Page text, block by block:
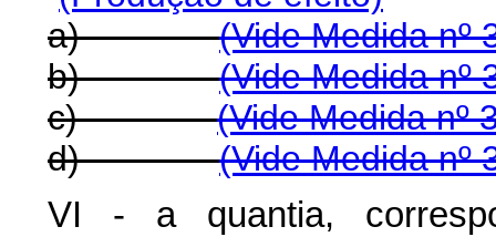
a)(Vide Medida nº
b)(Vide Medida nº
c)(Vide Medida nº
d)(Vide Medida nº
VI - a quantia,